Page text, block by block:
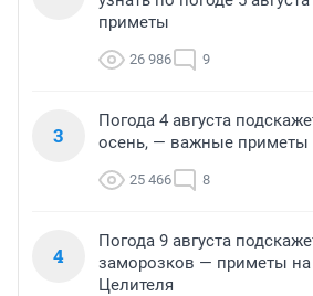
приметы
26 986 9
3
Погода 4 августа
осень, — важные приметы
25 466 8
4
Погода 9 августа
заморозков — приметы
Целителя